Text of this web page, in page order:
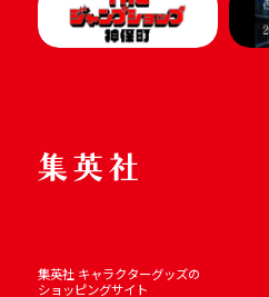
集英社 キャラクターグッズの
ショッピングサイト